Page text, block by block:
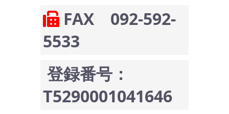
FAX 092-592-
5533
登録番号：
T5290001041646